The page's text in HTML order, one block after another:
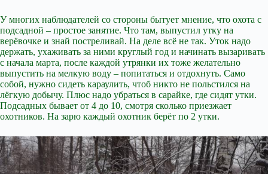
У многих наблюдателей со стороны бытует мнение, что охота с
подсадной – простое занятие. Что там, выпустил утку на
верёвочке и знай постреливай. На деле всё не так. Уток надо
держать, ухаживать за ними круглый год и начинать вызаривать
с начала марта, после каждой утрянки их тоже желательно
выпустить на мелкую воду – попитаться и отдохнуть. Само
собой, нужно сидеть караулить, чтоб никто не польстился на
лёгкую добычу. Плюс надо убраться в сарайке, где сидят утки.
Подсадных бывает от 4 до 10, смотря сколько приезжает
охотников. На зарю каждый охотник берёт по 2 утки.